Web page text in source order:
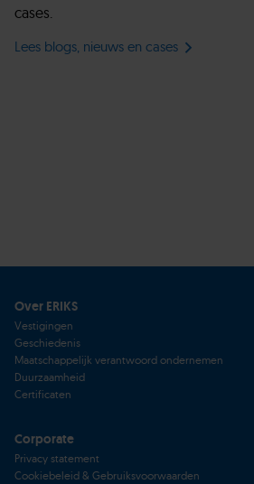
cases.
Lees blogs, nieuws en cases
Over ERIKS
Vestigingen
Geschiedenis
Maatschappelijk verantwoord ondernemen
Duurzaamheid
Certificaten
Corporate
Privacy statement
Cookiebeleid & Gebruiksvoorwaarden